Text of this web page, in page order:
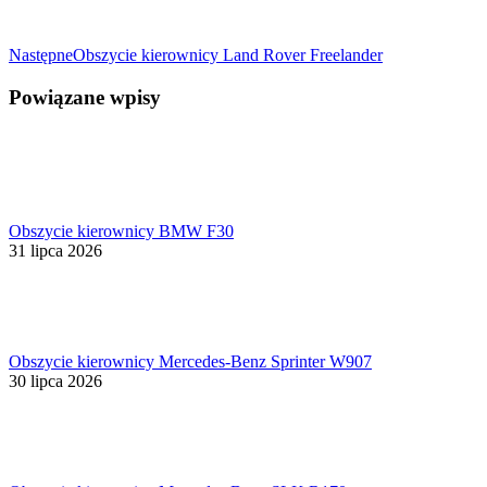
NastępneNastępny
Obszycie kierownicy Land Rover Freelander
Powiązane wpisy
Obszycie kierownicy BMW F30
31 lipca 2026
Obszycie kierownicy Mercedes-Benz Sprinter W907
30 lipca 2026